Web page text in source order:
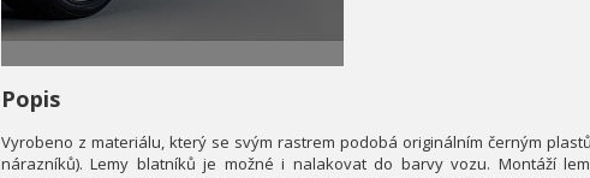
Popis
Vyrobeno z materiálu, který se svým rastrem podobá originálním černým
nárazníků). Lemy blatníků je možné i nalakovat do barvy vozu. Montáží